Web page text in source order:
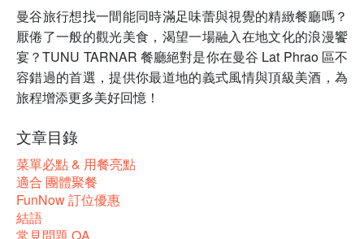
曼谷旅行想找一間能同時滿足味蕾與視覺的精緻餐廳嗎？
厭倦了一般的觀光美食，渴望一場融入在地文化的浪漫饗
宴？TUNU TARNAR 餐廳絕對是你在曼谷 Lat Phrao 區不
容錯過的首選，提供你最道地的義式風情與頂級美酒，為
旅程增添更多美好回憶！
文章目錄
菜單必點 & 用餐亮點
適合 團體聚餐
FunNow 訂位優惠
結語